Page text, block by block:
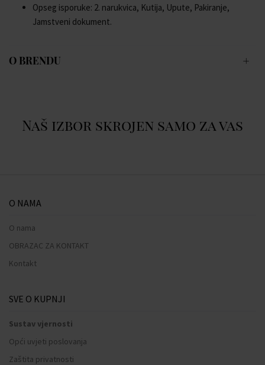
Opseg isporuke: 2. narukvica, Kutija, Upute, Pakiranje,
Jamstveni dokument.
O BRENDU
Naš izbor skrojen samo za vas
O NAMA
O nama
OBRAZAC ZA KONTAKT
Kontakt
SVE O KUPNJI
Sustav vjernosti
Opći uvjeti poslovanja
Zaštita privatnosti